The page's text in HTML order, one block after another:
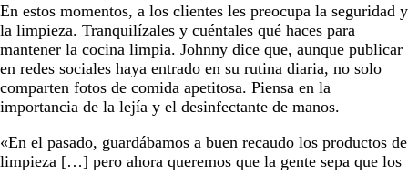
En estos momentos, a los clientes les preocupa la seguridad y
la limpieza. Tranquilízales y cuéntales qué haces para
mantener la cocina limpia. Johnny dice que, aunque publicar
en redes sociales haya entrado en su rutina diaria, no solo
comparten fotos de comida apetitosa. Piensa en la
importancia de la lejía y el desinfectante de manos.
«En el pasado, guardábamos a buen recaudo los productos de
limpieza […] pero ahora queremos que la gente sepa que los